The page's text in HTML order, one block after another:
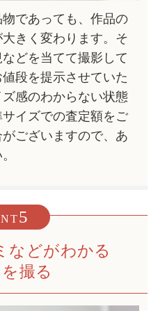
であっても、作品の
きく変わります。そ
どを当てて撮影して
段を提示させていた
感のわからない状態
イズでの査定額をご
ございますので、あ
5
などがわかる
撮る